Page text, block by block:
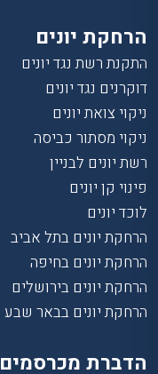
הרחקת יונים
התקנת רשת נגד יונים
דוקרנים נגד יונים
ניקוי צואת יונים
ניקוי מסתור כביסה
רשת יונים לבניין
פינוי קן יונים
לוכד יונים
הרחקת יונים בתל אביב
הרחקת יונים בחיפה
הרחקת יונים בירושלים
הרחקת יונים בבאר שבע
הדברת מכרסמים